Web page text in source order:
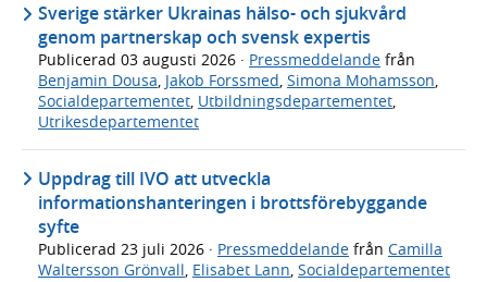
Sverige stärker Ukrainas hälso- och sjukvård
genom partnerskap och svensk expertis
Publicerad 03 augusti 2026 · Pressmeddelande från
Benjamin Dousa, Jakob Forssmed, Simona Mohamsson,
Socialdepartementet, Utbildningsdepartementet,
Utrikesdepartementet
Uppdrag till IVO att utveckla
informationshanteringen i brottsförebyggande
syfte
Publicerad 23 juli 2026 · Pressmeddelande från Camilla
Waltersson Grönvall, Elisabet Lann, Socialdepartementet